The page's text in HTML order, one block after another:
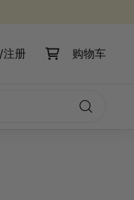
注册 购物车